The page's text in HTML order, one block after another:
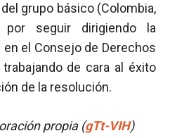
grupo básico (Colombia,
por seguir dirigiendo la
en el Consejo de Derechos
de cara al éxito
de la resolución.
propia (gTt-VIH)